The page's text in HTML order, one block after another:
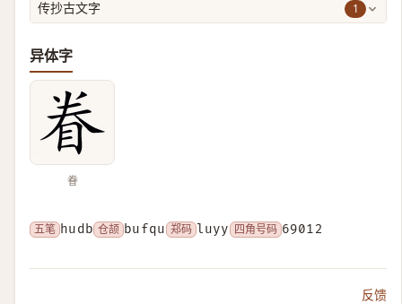
传抄古文字 1
异体字
眷
五笔 hudb 仓颉 bufqu 郑码 luyy 四角号码 69012
反馈